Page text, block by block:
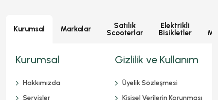
Kurumsal Markalar
Satılık
Scooterlar
Elektrikli
Bisikletler
Kurumsal
Hakkımızda
Servisler
Gizlilik ve Kullanım
Üyelik Sözleşmesi
Kişisel Verilerin Korunması